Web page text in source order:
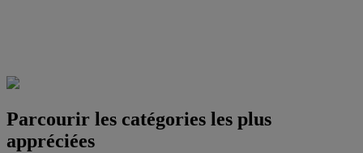
Parcourir les catégories les plus
appréciées